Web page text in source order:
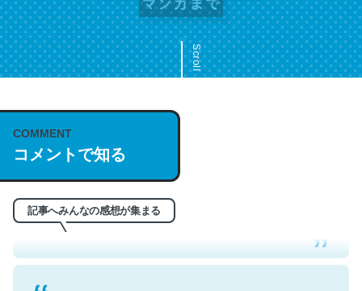
Scroll
COMMENT
コメントで知る
記事へみんなの感想が集まる
これは名文。彼はとてもクレバーなんだろうなと凄く思
う。英語少しでも読める人は原文もお勧め。自分はこの流
れ好き。Let’s Fucking Go. Then Covid hit. Shit.
─今のこの状況が信じられるかい？ by ラーズ・ヌートバー